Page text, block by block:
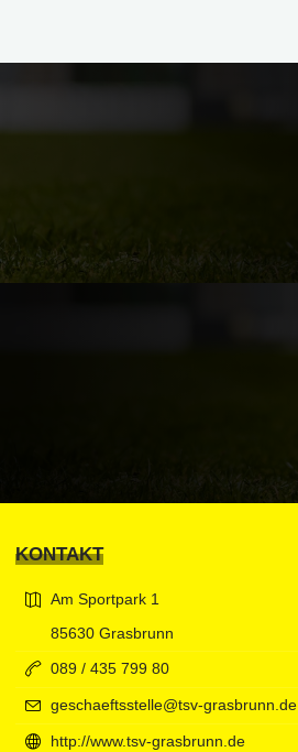
KONTAKT
Am Sportpark 1
85630 Grasbrunn
089 / 435 799 80
geschaeftsstelle@tsv-grasbrunn.de
http://www.tsv-grasbrunn.de